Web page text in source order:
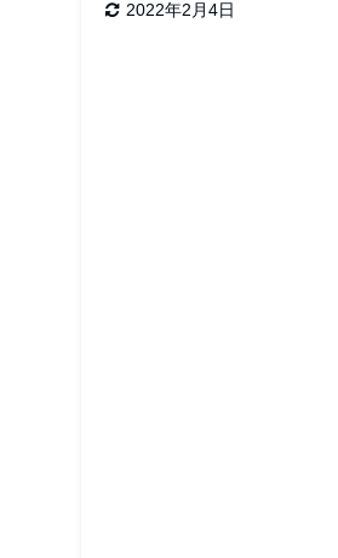
2022年2月4日